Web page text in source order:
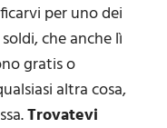
per uno dei
che anche lì
gratis o
altra cosa,
Trovatevi